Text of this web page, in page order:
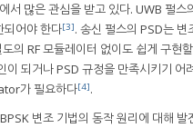
서 많은 관심을 받고 있다. UWB
되어야 한다[3]. 송신 펄스의 PSD는
RF 모듈레이터 없이도 쉽게 구현
이 되거나 PSD 규정을 만족시키기
가 필요하다[4].
변조 기법의 동작 원리에 대해